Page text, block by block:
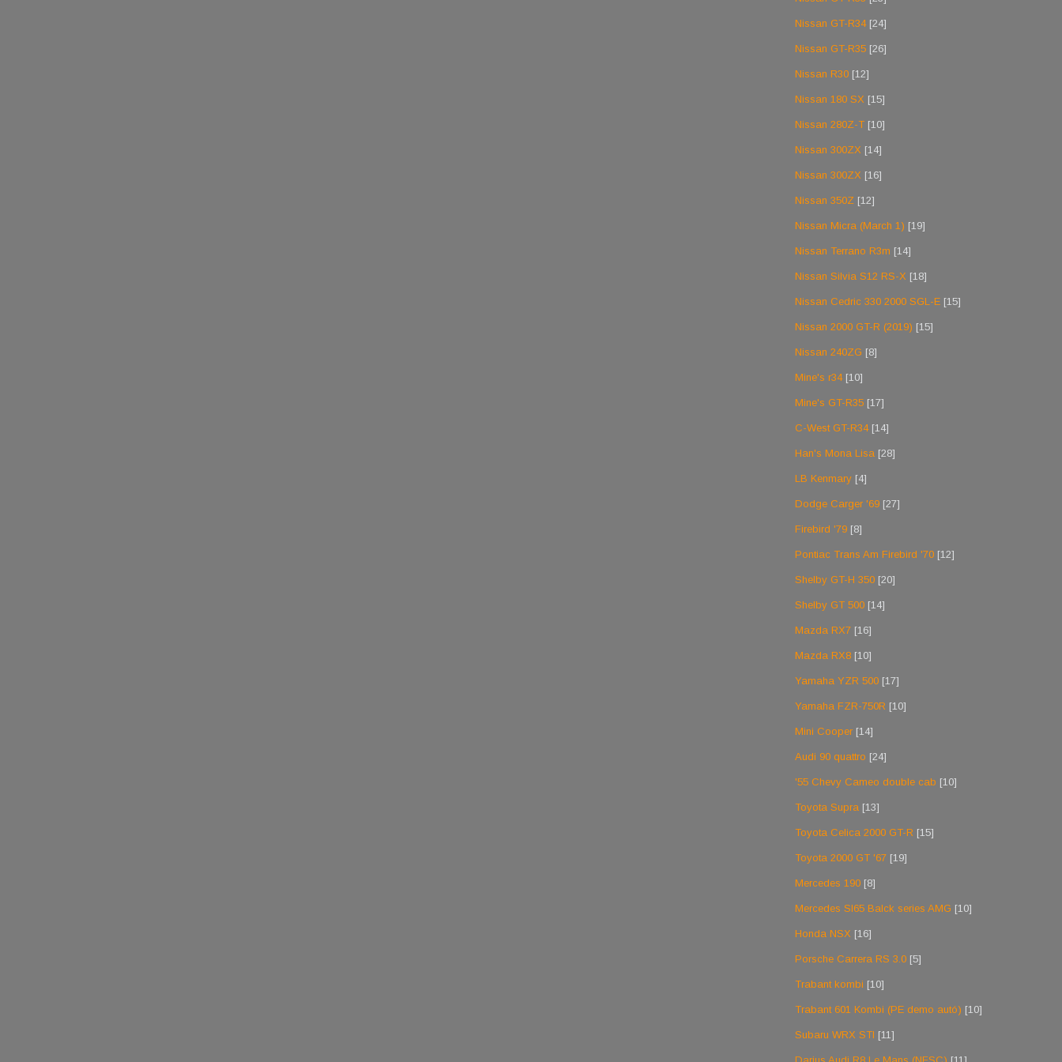
Nissan GT-R34 [24]
Nissan GT-R35 [26]
Nissan R30 [12]
Nissan 180 SX [15]
Nissan 280Z-T [10]
Nissan 300ZX [14]
Nissan 300ZX [16]
Nissan 350Z [12]
Nissan Micra (March 1) [19]
Nissan Terrano R3m [14]
Nissan Silvia S12 RS-X [18]
Nissan Cedric 330 2000 SGL-E [15]
Nissan 2000 GT-R (2019) [15]
Nissan 240ZG [8]
Mine's r34 [10]
Mine's GT-R35 [17]
C-West GT-R34 [14]
Han's Mona Lisa [28]
LB Kenmary [4]
Dodge Carger '69 [27]
Firebird '79 [8]
Pontiac Trans Am Firebird '70 [12]
Shelby GT-H 350 [20]
Shelby GT 500 [14]
Mazda RX7 [16]
Mazda RX8 [10]
Yamaha YZR 500 [17]
Yamaha FZR-750R [10]
Mini Cooper [14]
Audi 90 quattro [24]
'55 Chevy Cameo double cab [10]
Toyota Supra [13]
Toyota Celica 2000 GT-R [15]
Toyota 2000 GT '67 [19]
Mercedes 190 [8]
Mercedes Sl65 Balck series AMG [10]
Honda NSX [16]
Porsche Carrera RS 3.0 [5]
Trabant kombi [10]
Trabant 601 Kombi (PE demo autó) [10]
Subaru WRX STI [11]